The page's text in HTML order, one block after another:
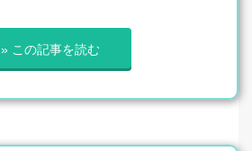
» この記事を読む